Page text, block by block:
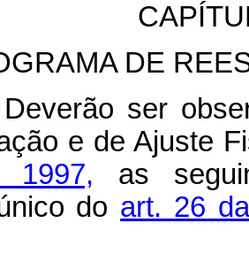
DE
ser
e de Ajuste
1997, as
do art. 26